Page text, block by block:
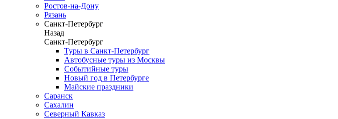
Ростов-на-Дону
Рязань
Санкт-Петербург
Назад
Санкт-Петербург
Туры в Санкт-Петербург
Автобусные туры из Москвы
Событийные туры
Новый год в Петербурге
Майские праздники
Саранск
Сахалин
Северный Кавказ